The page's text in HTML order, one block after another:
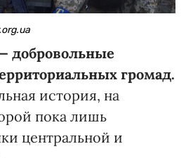
добровольные
громад.
история, на
пока лишь
центральной и